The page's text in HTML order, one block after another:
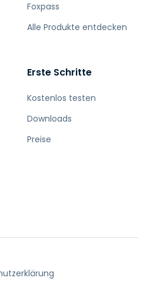
Foxpass
Alle Produkte entdecken
Erste Schritte
Kostenlos testen
Downloads
Preise